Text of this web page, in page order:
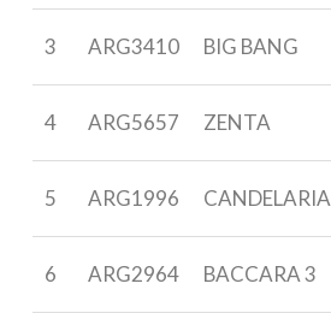
3 ARG3410 BIG BANG
4 ARG5657 ZENTA
5 ARG1996 CANDELARIA
6 ARG2964 BACCARA 3